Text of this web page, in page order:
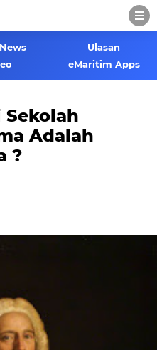
Ulasan
eMaritim Apps
Adalah
?